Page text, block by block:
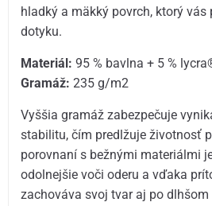
hladký a mäkký povrch, ktorý vás
dotyku.
Materiál: 95 % bavlna + 5 %
Gramáž: 235 g/m2
Vyššia gramáž zabezpečuje
stabilitu, čím predlžuje životnosť
porovnaní s bežnými materiálmi
odolnejšie voči oderu a vďaka
zachováva svoj tvar aj po